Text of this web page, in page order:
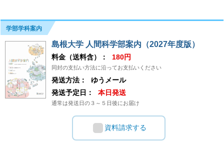
学部学科案内
島根大学 人間科学部案内（2027年度版）
料金（送料含）： 180円
同封の支払い方法に沿ってお支払いください
発送方法：
ゆうメール
発送予定日：
本日発送
通常は発送日の３～５日後にお届け
資料請求する